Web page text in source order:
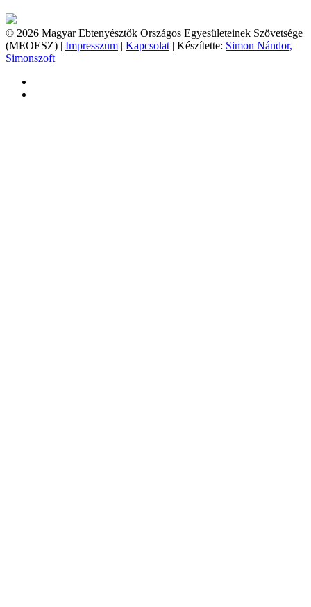
© 2026 Magyar Ebtenyésztők Országos Egyesületeinek Szövetsége
(MEOESZ) | Impresszum | Kapcsolat | Készítette: Simon Nándor,
Simonszoft